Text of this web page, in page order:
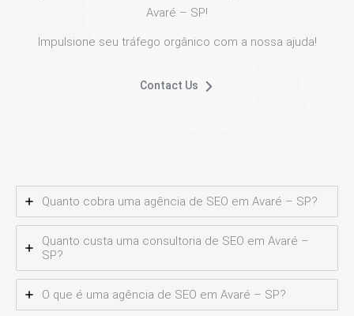
Avaré – SP!
Impulsione seu tráfego orgânico com a nossa ajuda!
Contact Us
Quanto cobra uma agência de SEO em Avaré – SP?
Quanto custa uma consultoria de SEO em Avaré –
SP?
O que é uma agência de SEO em Avaré – SP?